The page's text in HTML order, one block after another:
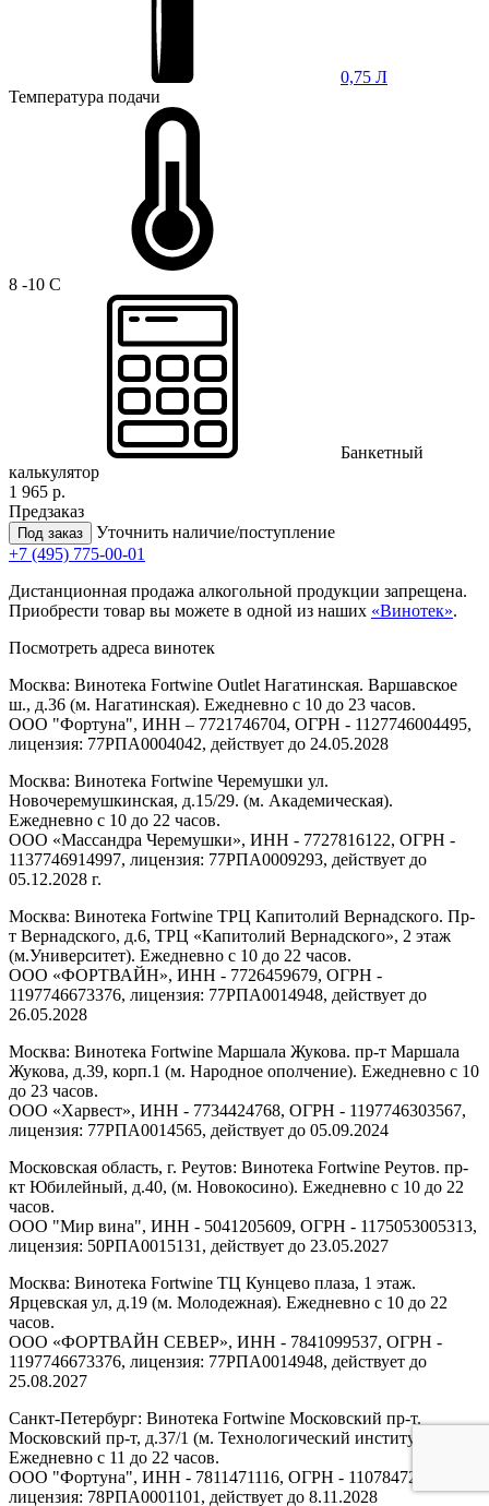
0,75 Л
Температура подачи
8 -10 C
Банкетный
калькулятор
1 965 р.
Предзаказ
Под заказ
Уточнить наличие/поступление
+7 (495) 775-00-01
Дистанционная продажа алкогольной продукции запрещена.
Приобрести товар вы можете в одной из наших «Винотек».
Посмотреть адреса винотек
Москва: Винотека Fortwine Outlet Нагатинская. Варшавское
ш., д.36 (м. Нагатинская). Ежедневно с 10 до 23 часов.
ООО "Фортуна", ИНН – 7721746704, ОГРН - 1127746004495,
лицензия: 77РПА0004042, действует до 24.05.2028
Москва: Винотека Fortwine Черемушки ул.
Новочеремушкинская, д.15/29. (м. Академическая).
Ежедневно с 10 до 22 часов.
ООО «Массандра Черемушки», ИНН - 7727816122, ОГРН -
1137746914997, лицензия: 77РПА0009293, действует до
05.12.2028 г.
Москва: Винотека Fortwine ТРЦ Капитолий Вернадского. Пр-
т Вернадского, д.6, ТРЦ «Капитолий Вернадского», 2 этаж
(м.Университет). Ежедневно с 10 до 22 часов.
ООО «ФОРТВАЙН», ИНН - 7726459679, ОГРН -
1197746673376, лицензия: 77РПА0014948, действует до
26.05.2028
Москва: Винотека Fortwine Маршала Жукова. пр-т Маршала
Жукова, д.39, корп.1 (м. Народное ополчение). Ежедневно с 10
до 23 часов.
ООО «Харвест», ИНН - 7734424768, ОГРН - 1197746303567,
лицензия: 77РПА0014565, действует до 05.09.2024
Московская область, г. Реутов: Винотека Fortwine Реутов. пр-
кт Юбилейный, д.40, (м. Новокосино). Ежедневно с 10 до 22
часов.
ООО "Мир вина", ИНН - 5041205609, ОГРН - 1175053005313,
лицензия: 50РПА0015131, действует до 23.05.2027
Москва: Винотека Fortwine ТЦ Кунцево плаза, 1 этаж.
Ярцевская ул, д.19 (м. Молодежная). Ежедневно с 10 до 22
часов.
ООО «ФОРТВАЙН СЕВЕР», ИНН - 7841099537, ОГРН -
1197746673376, лицензия: 77РПА0014948, действует до
25.08.2027
Санкт-Петербург: Винотека Fortwine Московский пр-т.
Московский пр-т, д.37/1 (м. Технологический институт).
Ежедневно с 11 до 22 часов.
ООО "Фортуна", ИНН - 7811471116, ОГРН - 1107847277438,
лицензия: 78РПА0001101, действует до 8.11.2028